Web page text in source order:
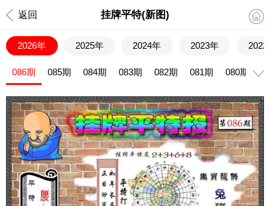
返回 挂牌平特(新图)
2026年 2025年 2024年 2023年 2022
086期 085期 084期 083期 082期 081期 080期